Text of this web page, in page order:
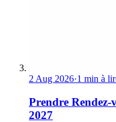
2 Aug 2026·1 min à
Prendre Rendez-
2027